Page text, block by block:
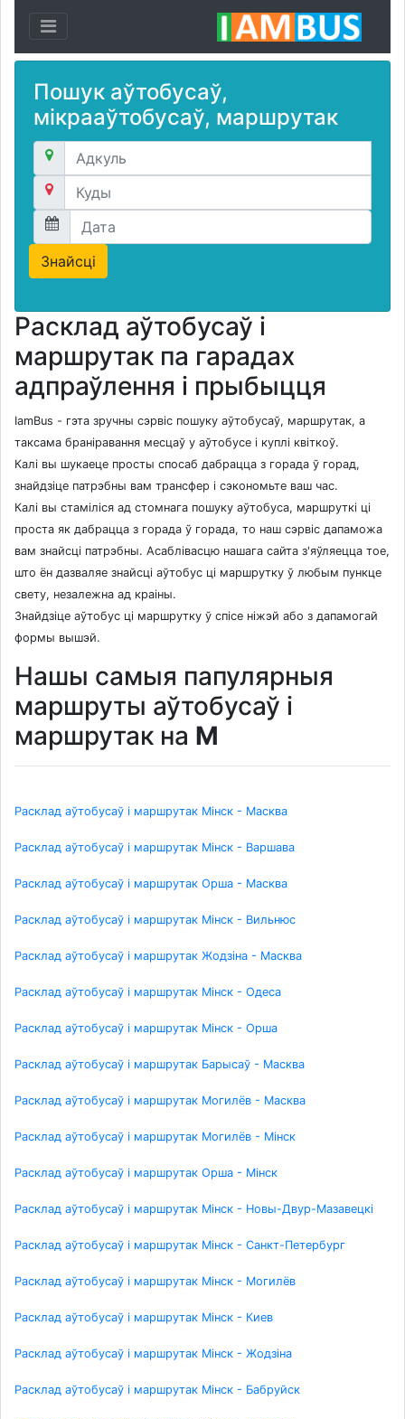
Toggle navigation
Пошук аўтобусаў,
мікрааўтобусаў, маршрутак
Расклад аўтобусаў і
маршрутак па гарадах
адпраўлення і прыбыцця
IamBus - гэта зручны сэрвіс пошуку аўтобусаў, маршрутак, а
таксама браніравання месцаў у аўтобусе і куплі квіткоў.
Калі вы шукаеце просты спосаб дабрацца з горада ў горад,
знайдзіце патрэбны вам трансфер і сэкономьте ваш час.
Калі вы стаміліся ад стомнага пошуку аўтобуса, маршруткі ці
проста як дабрацца з горада ў горада, то наш сэрвіс дапаможа
вам знайсці патрэбны. Асаблівасцю нашага сайта з'яўляецца тое,
што ён дазваляе знайсці аўтобус ці маршрутку ў любым пункце
свету, незалежна ад краіны.
Знайдзіце аўтобус ці маршрутку ў спісе ніжэй або з дапамогай
формы вышэй.
Нашы самыя папулярныя
маршруты аўтобусаў і
маршрутак на M
Расклад аўтобусаў і маршрутак Мінск - Масква
Расклад аўтобусаў і маршрутак Мінск - Варшава
Расклад аўтобусаў і маршрутак Орша - Масква
Расклад аўтобусаў і маршрутак Мінск - Вильнюс
Расклад аўтобусаў і маршрутак Жодзіна - Масква
Расклад аўтобусаў і маршрутак Мінск - Одеса
Расклад аўтобусаў і маршрутак Мінск - Орша
Расклад аўтобусаў і маршрутак Барысаў - Масква
Расклад аўтобусаў і маршрутак Могилёв - Масква
Расклад аўтобусаў і маршрутак Могилёв - Мінск
Расклад аўтобусаў і маршрутак Орша - Мінск
Расклад аўтобусаў і маршрутак Мінск - Новы-Двур-Мазавецкі
Расклад аўтобусаў і маршрутак Мінск - Санкт-Петербург
Расклад аўтобусаў і маршрутак Мінск - Могилёв
Расклад аўтобусаў і маршрутак Мінск - Киев
Расклад аўтобусаў і маршрутак Мінск - Жодзіна
Расклад аўтобусаў і маршрутак Мінск - Бабруйск